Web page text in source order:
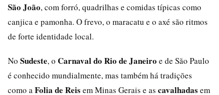
São João, com forró, quadrilhas e comidas típicas como
canjica e pamonha. O frevo, o maracatu e o axé são ritmos
de forte identidade local.
No Sudeste, o Carnaval do Rio de Janeiro e de São Paulo
é conhecido mundialmente, mas também há tradições
como a Folia de Reis em Minas Gerais e as cavalhadas em